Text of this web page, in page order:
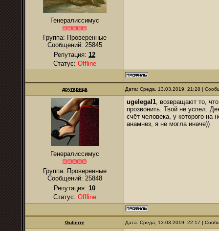
Генералиссимус
Группа: Проверенные
Сообщений: 25845
Репутация: 12
Статус: Offline
другарица Дата: Среда, 13.03.2019, 21:28 |
Генералиссимус
Группа: Проверенные
Сообщений: 25848
Репутация: 10
Статус: Offline
ugelegal1, возвращают то,
прозвонить. Твой не успел.
счёт человека, у которого
анамнез, я не могла иначе))
Gutierre Дата: Среда, 13.03.2019, 22:17 |